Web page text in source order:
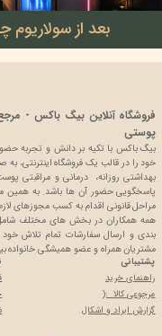
بعد از
پشتیبانی
راهنمای خرید
مرجوعی کالا :(
گزارش ایراد و اشکال
فروشگاه آنلاین بیگ باکس -
پوستی
خود را در قالب یک فروشگاه
بهداشتی روزانه، درمانی و مراقبتی
پاسخگویی حضور آن ها باشد. به همین
مراحل قانونی اقدام به کسب مجوزهای
همه همکاران در بخش های مختلف
بندی و ارسال سفارشات تمام تلاش
مشتریان همراه و عضو همیشگی خانواده